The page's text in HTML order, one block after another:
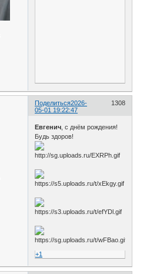
Поделиться 1308
2026-
05-01 19:22:47
Евгенич , с днём рождения!
Будь здоров!
+1